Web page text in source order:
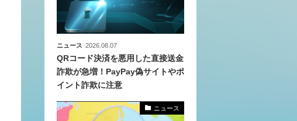
ニュース 2026.08.07
QRコード決済を悪用した直接送金
詐欺が急増！PayPay偽サイトやポ
イント詐欺に注意
ニュース